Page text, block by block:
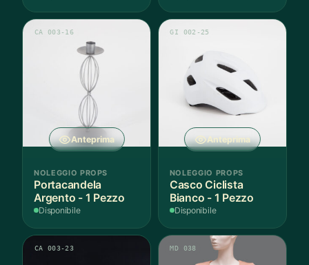
Anteprima
CA 003-16
NOLEGGIO PROPS
Portacandela
Argento - 1 Pezzo
Disponibile
Anteprima
GI 002-25
NOLEGGIO PROPS
Casco Ciclista
Bianco - 1 Pezzo
Disponibile
CA 003-23 MD 038